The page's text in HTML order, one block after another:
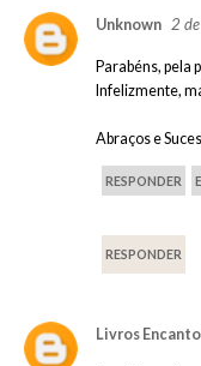
Unknown 2
Parabéns, pela
Infelizmente,
Abraços e
RESPONDER
RESPONDER
Livros